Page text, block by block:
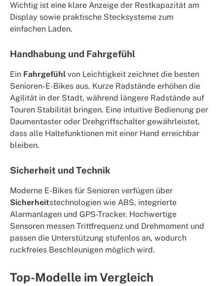
Wichtig ist eine klare Anzeige der Restkapazität am
Display sowie praktische Stecksysteme zum
einfachen Laden.
Handhabung und Fahrgefühl
Ein Fahrgefühl von Leichtigkeit zeichnet die besten
Senioren-E-Bikes aus. Kurze Radstände erhöhen die
Agilität in der Stadt, während längere Radstände auf
Touren Stabilität bringen. Eine intuitive Bedienung per
Daumentaster oder Drehgriffschalter gewährleistet,
dass alle Haltefunktionen mit einer Hand erreichbar
bleiben.
Sicherheit und Technik
Moderne E-Bikes für Senioren verfügen über
Sicherheitstechnologien wie ABS, integrierte
Alarmanlagen und GPS-Tracker. Hochwertige
Sensoren messen Trittfrequenz und Drehmoment und
passen die Unterstützung stufenlos an, wodurch
ruckfreies Beschleunigen möglich wird.
Top-Modelle im Vergleich